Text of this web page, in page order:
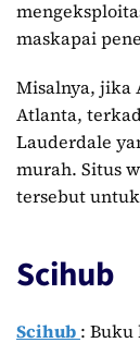
maskapai
Misalnya, jika
Atlanta,
Lauderdale
murah. Situs
tersebut
Scihub
Scihub : Buku